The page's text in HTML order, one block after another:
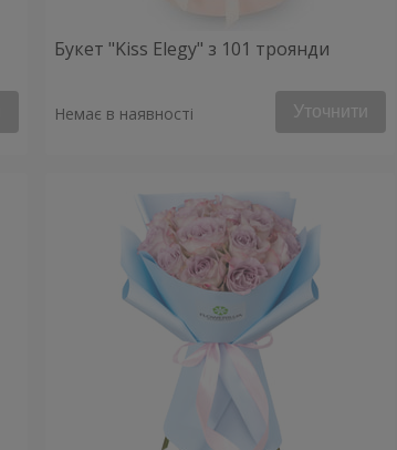
Букет "Kiss Elegy" з 101 троянди
Немає в наявності Уточнити